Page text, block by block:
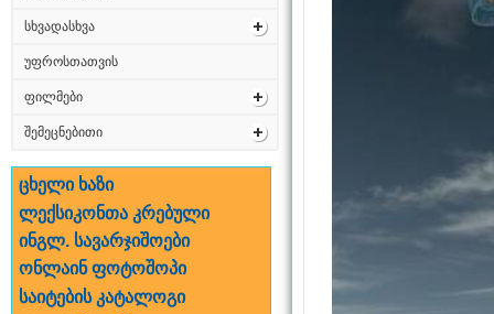
სხვადასხვა
უფროსთათვის
ფილმები
შემეცნებითი
ცხელი ხაზი
ლექსიკონთა კრებული
ინგლ. სავარჯიშოები
ონლაინ ფოტოშოპი
საიტების კატალოგი